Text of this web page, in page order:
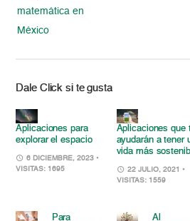
matemática en
México
Dale Click si te gusta
Aplicaciones para
explorar el espacio
6 DICIEMBRE, 2023 •
VISITAS: 1695
Aplicaciones que
ayudarán a tener
vida más
22 JULIO, 2021
•
VISITAS: 1559
Para
Al